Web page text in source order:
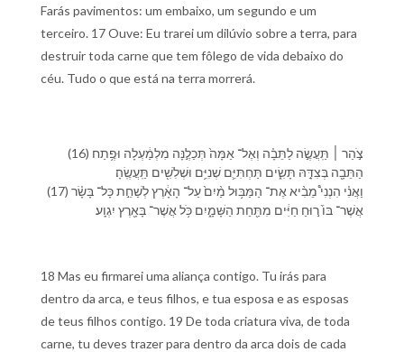
Farás pavimentos: um embaixo, um segundo e um
terceiro. 17 Ouve: Eu trarei um dilúvio sobre a terra, para
destruir toda carne que tem fôlego de vida debaixo do
céu. Tudo o que está na terra morrerá.
(16) צֹ֣הַר ׀ תַּֽעֲשֶׂ֣ה לַ⁠תֵּבָ֗ה וְ⁠אֶל־ אַמָּה֙ תְּכַלֶ֣⁠נָּה מִ⁠לְ⁠מַ֔עְלָ⁠ה וּ⁠פֶ֥תַח
הַ⁠תֵּבָ֖ה בְּ⁠צִדָּ֣⁠הּ תָּשִׂ֑ים תַּחְתִּיִּ֛ם שְׁנִיִּ֥ם וּ⁠שְׁלִשִׁ֖ים תַּֽעֲשֶֽׂ⁠הָ׃
(17) וַ⁠אֲנִ֗י הִנְ⁠נִי֩ מֵבִ֨יא אֶת־ הַ⁠מַּבּ֥וּל מַ֨יִם֙ עַל־ הָ⁠אָ֔רֶץ לְ⁠שַׁחֵ֣ת כָּל־ בָּשָׂ֗ר
אֲשֶׁר־ בּ⁠וֹ֙ ר֣וּחַ חַיִּ֔ים מִ⁠תַּ֖חַת הַ⁠שָּׁמָ֑יִם כֹּ֥ל אֲשֶׁר־ בָּ⁠אָ֖רֶץ יִגְוָֽע׃
18 Mas eu firmarei uma aliança contigo. Tu irás para
dentro da arca, e teus filhos, e tua esposa e as esposas
de teus filhos contigo. 19 De toda criatura viva, de toda
carne, tu deves trazer para dentro da arca dois de cada